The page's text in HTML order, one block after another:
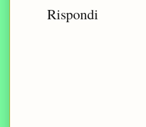
Rispondi